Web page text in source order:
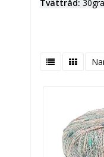
Tvättråd: